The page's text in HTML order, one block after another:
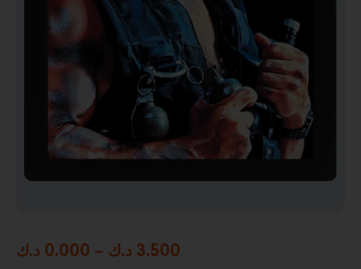
0.000 د.ك – 3.500 د.ك